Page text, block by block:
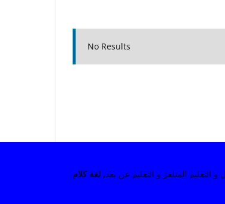
No Results
المتلفز و التعليم عن بعد